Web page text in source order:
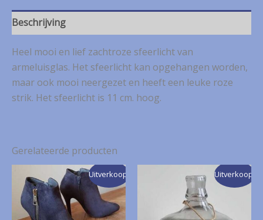
Beschrijving
Heel mooi en lief zachtroze sfeerlicht van
armeluisglas. Het sfeerlicht kan opgehangen worden,
maar ook mooi neergezet en heeft een leuke roze
strik. Het sfeerlicht is 11 cm. hoog.
Gerelateerde producten
Uitverkoop! Uitverkoop!